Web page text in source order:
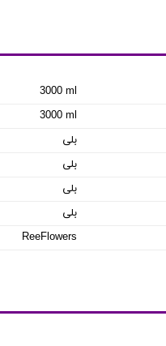
3000 ml
3000 ml
بلی
بلی
بلی
بلی
ReeFlowers